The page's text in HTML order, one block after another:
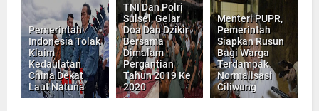
Pemerintah
Indonesia Tolak
Klaim
Kedaulatan
China Dekat
Laut Natuna
TNI Dan Polri
Sulsel, Gelar
Doa Dan Dzikir
Bersama
Dimalam
Pergantian
Tahun 2019 Ke
2020
Menteri PUPR,
Pemerintah
Siapkan Rusun
Bagi Warga
Terdampak
Normalisasi
Ciliwung